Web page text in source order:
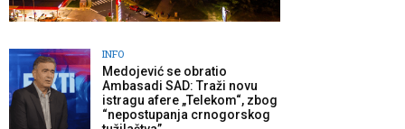
INFO
Medojević se obratio
Ambasadi SAD: Traži novu
istragu afere „Telekom“, zbog
“nepostupanja crnogorskog